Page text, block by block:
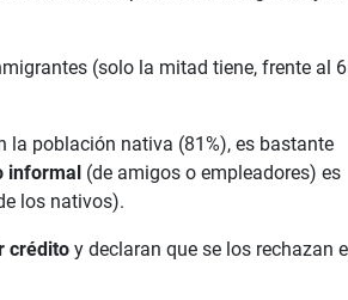
(solo la mitad tiene, frente al
la población nativa (81%), es bastante
informal (de amigos o empleadores) es
los nativos).
crédito y declaran que se los rechazan